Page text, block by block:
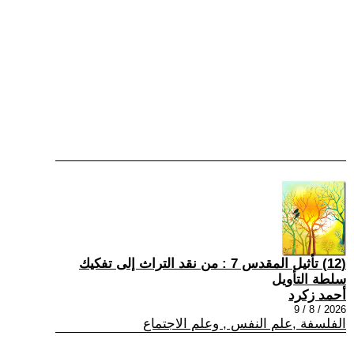
(12) تأثيل المقدس 7 : من نقد التراث إلى تفكيك
سلطة التأويل
أحمد زكرد
2026 / 8 / 9
الفلسفة ,علم النفس , وعلم الاجتماع